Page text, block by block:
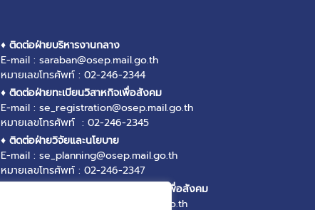
♦ ติดต่อฝ่ายบริหารงานกลาง
E-mail : saraban@osep.mail.go.th
หมายเลขโทรศัพท์ : 02-246-2344
♦ ติดต่อฝ่ายทะเบียนวิสาหกิจเพื่อสังคม
E-mail : se_registration@osep.mail.go.th
หมายเลขโทรศัพท์ : 02-246-2345
♦ ติดต่อฝ่ายวิจัยและนโยบาย
E-mail : se_planning@osep.mail.go.th
หมายเลขโทรศัพท์ : 02-246-2347
♦ ติดต่อฝ่ายส่งเสริมและพัฒนาวิสาหกิจเพื่อสังคม
E-mail : se_promotion@osep.mail.go.th